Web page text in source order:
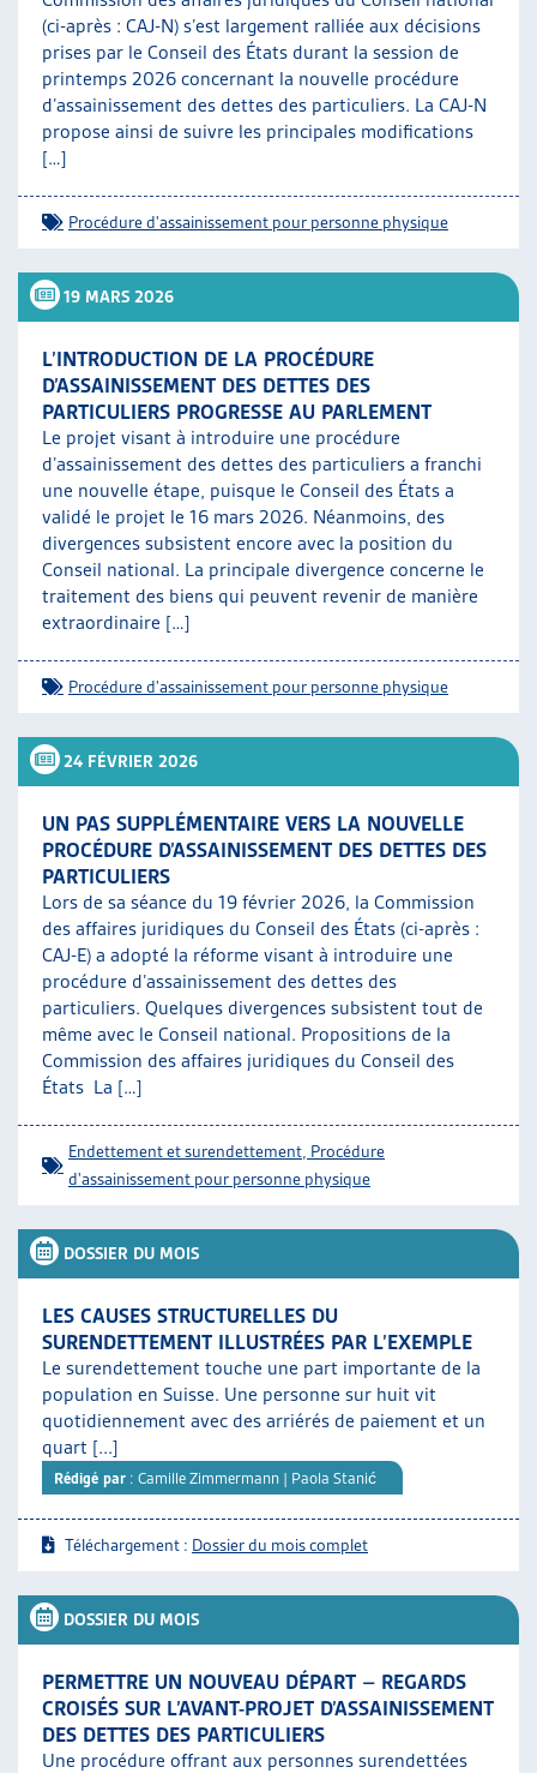
(ci-après : CAJ-N) s’est largement ralliée aux décisions
prises par le Conseil des États durant la session de
printemps 2026 concernant la nouvelle procédure
d’assainissement des dettes des particuliers. La CAJ-N
propose ainsi de suivre les principales modifications
[…]
Procédure d'assainissement pour personne physique
19 MARS 2026
L’INTRODUCTION DE LA PROCÉDURE
D’ASSAINISSEMENT DES DETTES DES
PARTICULIERS PROGRESSE AU PARLEMENT
Le projet visant à introduire une procédure
d’assainissement des dettes des particuliers a franchi
une nouvelle étape, puisque le Conseil des États a
validé le projet le 16 mars 2026. Néanmoins, des
divergences subsistent encore avec la position du
Conseil national. La principale divergence concerne le
traitement des biens qui peuvent revenir de manière
extraordinaire […]
Procédure d'assainissement pour personne physique
24 FÉVRIER 2026
UN PAS SUPPLÉMENTAIRE VERS LA NOUVELLE
PROCÉDURE D’ASSAINISSEMENT DES DETTES DES
PARTICULIERS
Lors de sa séance du 19 février 2026, la Commission
des affaires juridiques du Conseil des États (ci-après :
CAJ-E) a adopté la réforme visant à introduire une
procédure d’assainissement des dettes des
particuliers. Quelques divergences subsistent tout de
même avec le Conseil national. Propositions de la
Commission des affaires juridiques du Conseil des
États La […]
Endettement et surendettement Procédure
d'assainissement pour personne physique
DOSSIER DU MOIS
LES CAUSES STRUCTURELLES DU
SURENDETTEMENT ILLUSTRÉES PAR L’EXEMPLE
Le surendettement touche une part importante de la
population en Suisse. Une personne sur huit vit
quotidiennement avec des arriérés de paiement et un
quart [...]
Rédigé par : Camille Zimmermann | Paola Stanić
Téléchargement : Dossier du mois complet
DOSSIER DU MOIS
PERMETTRE UN NOUVEAU DÉPART – REGARDS
CROISÉS SUR L’AVANT-PROJET D’ASSAINISSEMENT
DES DETTES DES PARTICULIERS
Une procédure offrant aux personnes surendettées